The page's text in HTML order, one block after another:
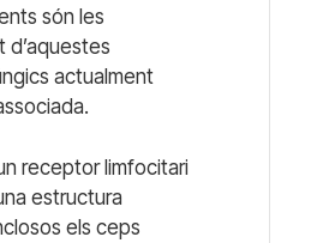
són les
d’aquestes
actualment
receptor limfocitari
estructura
els ceps